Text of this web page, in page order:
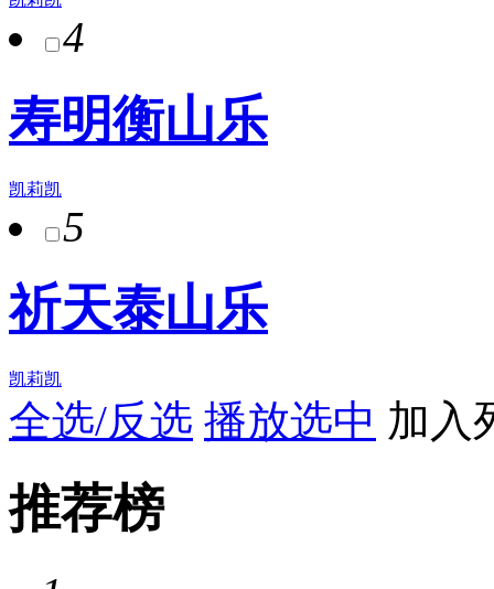
4
寿明衡山乐
凯莉凯
5
祈天泰山乐
凯莉凯
全选/反选 播放选中 加入
推荐榜